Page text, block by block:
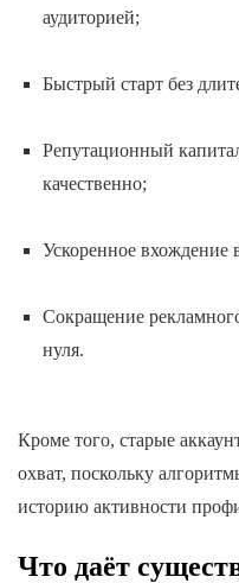
аудиторией;
Быстрый старт без
Репутационный
качественно;
Ускоренное
Сокращение
нуля.
Кроме того, старые
охват, поскольку
историю активности
Что даёт